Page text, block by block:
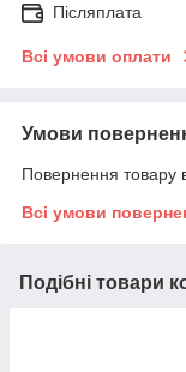
Післяплата
Всі умови оплати
Умови
Повернення товару
Всі умови
Подібні товари